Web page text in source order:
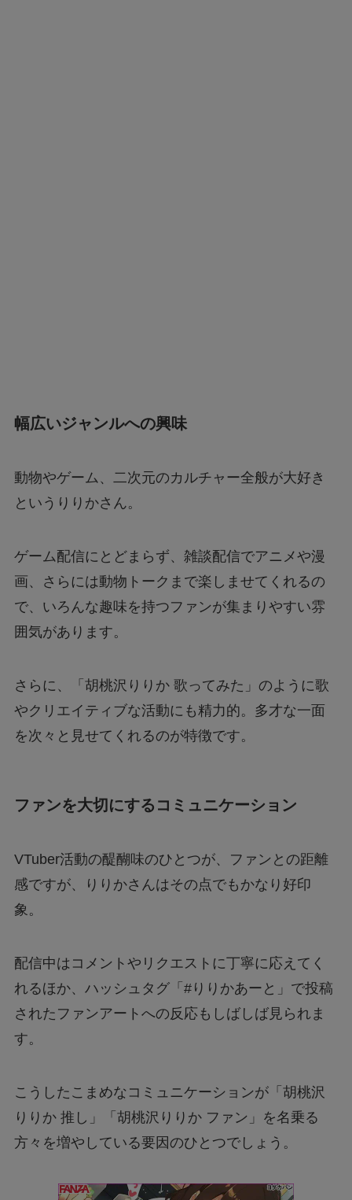
幅広いジャンルへの興味
動物やゲーム、二次元のカルチャー全般が大好き
というりりかさん。
ゲーム配信にとどまらず、雑談配信でアニメや漫
画、さらには動物トークまで楽しませてくれるの
で、いろんな趣味を持つファンが集まりやすい雰
囲気があります。
さらに、「胡桃沢りりか 歌ってみた」のように歌
やクリエイティブな活動にも精力的。多才な一面
を次々と見せてくれるのが特徴です。
ファンを大切にするコミュニケーション
VTuber活動の醍醐味のひとつが、ファンとの距離
感ですが、りりかさんはその点でもかなり好印
象。
配信中はコメントやリクエストに丁寧に応えてく
れるほか、ハッシュタグ「#りりかあーと」で投稿
されたファンアートへの反応もしばしば見られま
す。
こうしたこまめなコミュニケーションが「胡桃沢
りりか 推し」「胡桃沢りりか ファン」を名乗る
方々を増やしている要因のひとつでしょう。